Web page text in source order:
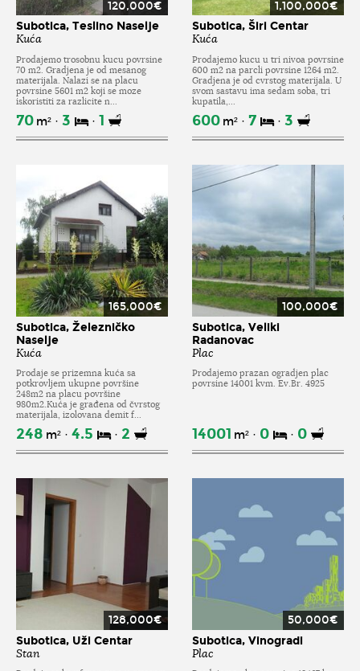
120,000€
Subotica, Teslino Naselje
Kuća
Prodajemo trosobnu kucu povrsine
70 m2. Gradjena je od mesanog
materijala. Nalazi se na placu
povrsine 5601 m2 koji se moze
iskoristiti za razlicite n...
70 m² 3 1
1,100,000€
Subotica, Širi Centar
Kuća
Prodajemo kucu u tri nivoa povrsine
600 m2 na parcli povrsine 1264 m2.
Gradjena je od cvrstog materijala. U
svom sastavu ima sedam soba, tri
kupatila,...
600 m² 7 3
165,000€
Subotica, Železničko
Naselje
Kuća
Prodaje se prizemna kuća sa
potkrovljem ukupne površine
248m2 na placu površine
980m2.Kuća je građena od čvrstog
materijala, izolovana demit f...
248 m² 4.5 2
100,000€
Subotica, Veliki
Radanovac
Plac
Prodajemo prazan ogradjen plac
povrsine 14001 kvm. Ev.Br. 4925
14001 m² 0 0
128,000€
Subotica, Uži Centar
Stan
50,000€
Subotica, Vinogradi
Plac